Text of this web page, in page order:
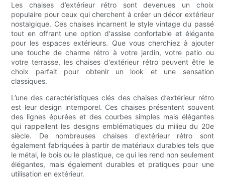
Les chaises d’extérieur rétro sont devenues un choix
populaire pour ceux qui cherchent à créer un décor extérieur
nostalgique. Ces chaises incarnent le style vintage du passé
tout en offrant une option d'assise confortable et élégante
pour les espaces extérieurs. Que vous cherchiez à ajouter
une touche de charme rétro à votre jardin, votre patio ou
votre terrasse, les chaises d'extérieur rétro peuvent être le
choix parfait pour obtenir un look et une sensation
classiques.
L’une des caractéristiques clés des chaises d’extérieur rétro
est leur design intemporel. Ces chaises présentent souvent
des lignes épurées et des courbes simples mais élégantes
qui rappellent les designs emblématiques du milieu du 20e
siècle. De nombreuses chaises d'extérieur rétro sont
également fabriquées à partir de matériaux durables tels que
le métal, le bois ou le plastique, ce qui les rend non seulement
élégantes, mais également durables et pratiques pour une
utilisation en extérieur.